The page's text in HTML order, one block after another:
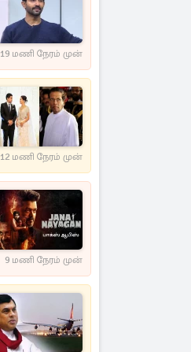
19 மணி நேரம் முன்
12 மணி நேரம் முன்
9 மணி நேரம் முன்